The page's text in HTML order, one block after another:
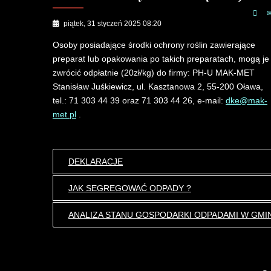
piątek, 31 styczeń 2025 08:20
Osoby posiadające środki ochrony roślin zawierające
preparat lub opakowania po takich preparatach, mogą je
zwrócić odpłatnie (20zł/kg) do firmy: PH-U MAK-MET
Stanisław Juśkiewicz, ul. Kasztanowa 2, 55-200 Oława,
tel.: 71 303 44 39 oraz 71 303 44 26, e-mail: dke@mak-
met.pl
DEKLARACJE
JAK SEGREGOWAĆ ODPADY ?
ANALIZA STANU GOSPODARKI ODPADAMI W